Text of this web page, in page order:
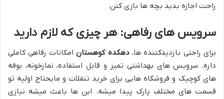
راحت اجازه بدید بچه ها بازی کنن.
سرویس های رفاهی: هر چیزی که لازم دارید
برای راحتی بازدیدکننده ها،دهکده کوهستانامکانات رفاهی کاملی
داره. سرویس های بهداشتی تمیز و قابل استفاده، نمازخونه، بوفه
های کوچیک و فروشگاه هایی برای خرید تنقلات و مایحتاج اولیه تو
قسمت های مختلف پارک پیدا میشه. این ها باعث میشه نیازی